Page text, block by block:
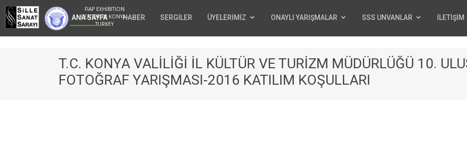
FIAP EXHIBITION
CENTER IN KONYA -
TURKEY
ANA SAYFA HABER SERGİLER ÜYELERİMİZ ONAYLI YARIŞMALAR SSS UNVANLAR İLETİŞİM
T.C. KONYA VALİLİĞİ İL KÜLTÜR VE TURİZM MÜDÜRLÜĞÜ 10.
FOTOĞRAF YARIŞMASI-2016 KATILIM KOŞULLARI